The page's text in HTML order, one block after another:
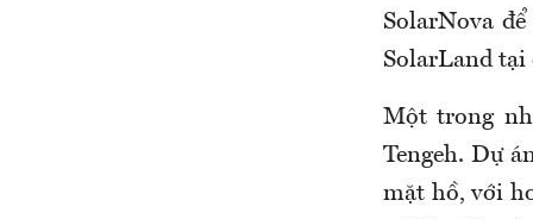
SolarNova
SolarLandtại
Một trong
Tengeh. Dự
mặt hồ, với